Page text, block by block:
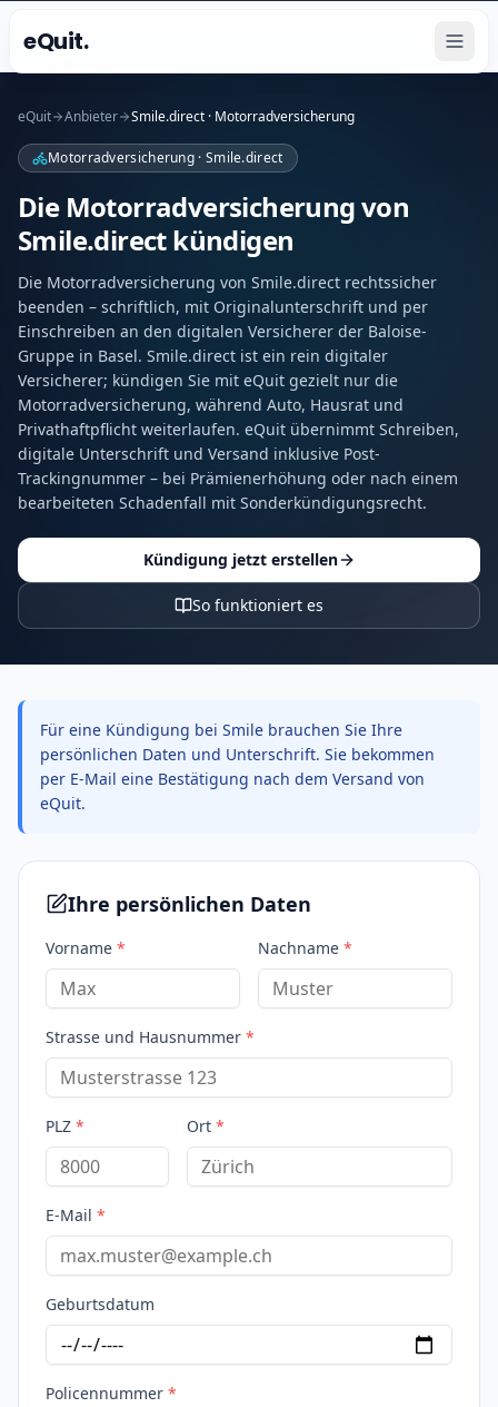
eQuit.
eQuit Anbieter Smile.direct · Motorradversicherung
Motorradversicherung · Smile.direct
Die Motorradversicherung von
Smile.direct kündigen
Die Motorradversicherung von Smile.direct rechtssicher
beenden – schriftlich, mit Originalunterschrift und per
Einschreiben an den digitalen Versicherer der Baloise-
Gruppe in Basel. Smile.direct ist ein rein digitaler
Versicherer; kündigen Sie mit eQuit gezielt nur die
Motorradversicherung, während Auto, Hausrat und
Privathaftpflicht weiterlaufen. eQuit übernimmt Schreiben,
digitale Unterschrift und Versand inklusive Post-
Trackingnummer – bei Prämienerhöhung oder nach einem
bearbeiteten Schadenfall mit Sonderkündigungsrecht.
Kündigung jetzt erstellen
So funktioniert es
Für eine Kündigung bei Smile brauchen Sie Ihre
persönlichen Daten und Unterschrift. Sie bekommen
per E-Mail eine Bestätigung nach dem Versand von
eQuit.
Ihre persönlichen Daten
Vorname * Nachname *
Strasse und Hausnummer *
PLZ * Ort *
E-Mail *
Geburtsdatum
Policennummer *